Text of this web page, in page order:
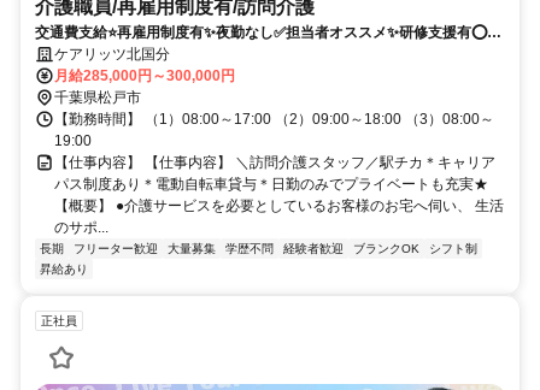
介護職員/再雇用制度有/訪問介護
交通費支給⭐️再雇用制度有✨夜勤なし✅️担当者オススメ✨研修支援有⭕️経
験者優遇
ケアリッツ北国分
月給285,000円～300,000円
千葉県松戸市
【勤務時間】 （1）08:00～17:00 （2）09:00～18:00 （3）08:00～
19:00
【仕事内容】 【仕事内容】 ＼訪問介護スタッフ／駅チカ＊キャリア
パス制度あり＊電動自転車貸与＊日勤のみでプライベートも充実★
【概要】 ●介護サービスを必要としているお客様のお宅へ伺い、 生活
のサポ...
長期 フリーター歓迎 大量募集 学歴不問 経験者歓迎 ブランクOK
シフト制
昇給あり
正社員